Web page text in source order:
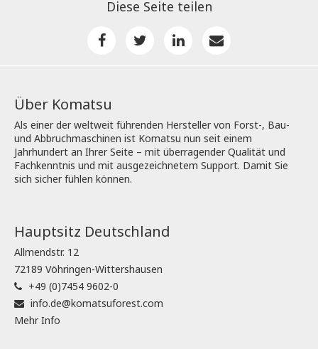
Diese Seite teilen
Über Komatsu
Als einer der weltweit führenden Hersteller von Forst-, Bau-
und Abbruchmaschinen ist Komatsu nun seit einem
Jahrhundert an Ihrer Seite – mit überragender Qualität und
Fachkenntnis und mit ausgezeichnetem Support. Damit Sie
sich sicher fühlen können.
Hauptsitz Deutschland
Allmendstr. 12
72189 Vöhringen-Wittershausen
+49 (0)7454 9602-0
info.de@komatsuforest.com
Mehr Info